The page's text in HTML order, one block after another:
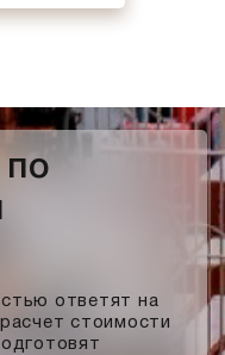
ответят на
стоимости